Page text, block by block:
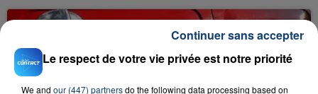
Le respect de votre vie privée est notre priorité
We and our (447) partnersdo the following data processing based on
Continuer sans accepter